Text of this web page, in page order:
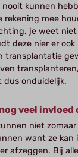
nooit kunnen
rekening mee
je weet
deze nier er ook
transplantatie
onduidelijk.
veel invloed
niet
want ze kan
afzeggen. Bij